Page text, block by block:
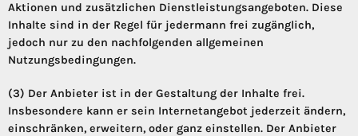
Aktionen und zusätzlichen Dienstleistungsangeboten. Diese
Inhalte sind in der Regel für jedermann frei zugänglich,
jedoch nur zu den nachfolgenden allgemeinen
Nutzungsbedingungen.
(3) Der Anbieter ist in der Gestaltung der Inhalte frei.
Insbesondere kann er sein Internetangebot jederzeit ändern,
einschränken, erweitern, oder ganz einstellen. Der Anbieter